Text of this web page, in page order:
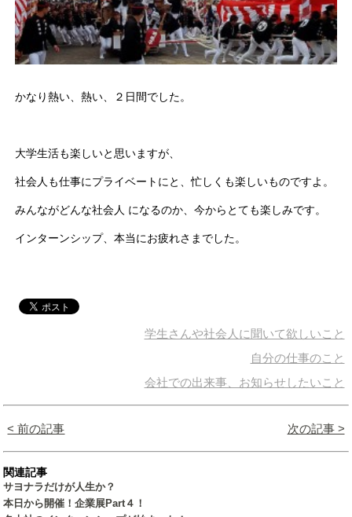
かなり熱い、熱い、２日間でした。
大学生活も楽しいと思いますが、
社会人も仕事にプライベートにと、忙しくも楽しいものですよ。
みんながどんな社会人 になるのか、今からとても楽しみです。
インターンシップ、本当にお疲れさまでした。
学生さんや社会人に聞いて欲しいこと
自分の仕事のこと
会社での出来事、お知らせしたいこと
< 前の記事 次の記事 >
関連記事
サヨナラだけが人生か？
本日から開催！企業展Part４！